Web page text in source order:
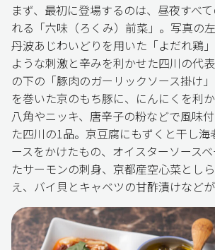
まず、最初に登場するのは、昼夜すべ
れる「六味（ろくみ）前菜」。写真の
丹波あじわいどりを用いた「よだれ鶏
ような刺激と辛みを利かせた四川の代
の下の「豚肉のガーリックソース掛け
を巻いた京のもち豚に、にんにくを利
八角やニッキ、唐辛子の粉などで風味
た四川の1品。京豆腐にもずくと干し海
ースをかけたもの、オイスターソース
たサーモンの刺身、京都産空心菜とし
え、バイ貝とキャベツの甘酢漬けなどが